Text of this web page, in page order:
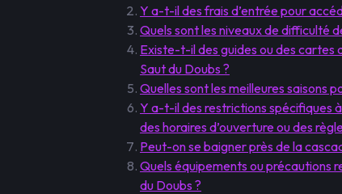
Y a-t-il des frais d’entrée pour
Quels sont les niveaux de difficulté
Existe-t-il des guides ou des cartes
Saut du Doubs ?
Quelles sont les meilleures saisons
Y a-t-il des restrictions spécifiques
des horaires d’ouverture ou des
Peut-on se baigner près de la
Quels équipements ou précautions
du Doubs ?